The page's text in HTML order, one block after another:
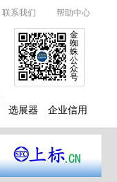
联系我们 帮助中心
选展器 企业信用
金
蜘
蛛
公
众
号